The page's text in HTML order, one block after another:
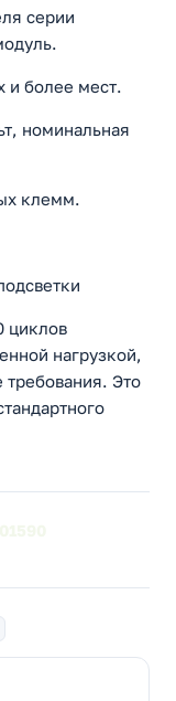
серии
и более мест.
номинальная
клемм.
циклов
нагрузкой,
требования. Это